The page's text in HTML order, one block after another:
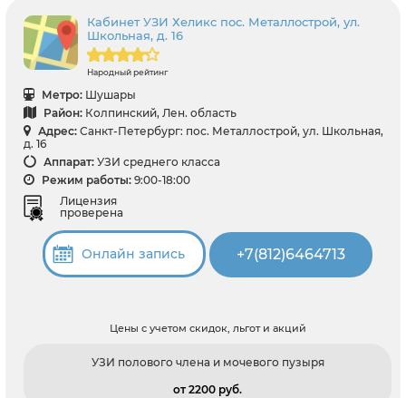
Кабинет УЗИ Хеликс пос. Металлострой, ул.
Школьная, д. 16
Народный рейтинг
Метро: Шушары
Район: Колпинский, Лен. область
Адрес: Санкт-Петербург: пос. Металлострой, ул. Школьная,
д. 16
Аппарат: УЗИ среднего класса
Режим работы: 9:00-18:00
Лицензия
проверена
Онлайн запись +7(812)6464713
Цены с учетом скидок, льгот и акций
УЗИ полового члена и мочевого пузыря
от 2200 pуб.